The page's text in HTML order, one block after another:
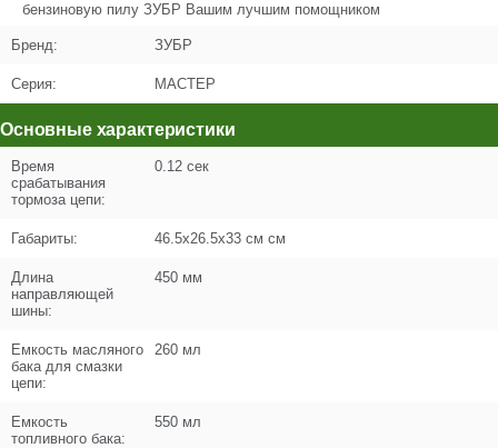
Поз. в схеме
Название
UM04-001-003
Кол-во по схеме
Кол-во в корзину
Цена (Р)
бензиновую пилу ЗУБР Вашим лучшим помощником
Бренд: ЗУБР
Серия: МАСТЕР
Основные характеристики
Время
срабатывания
тормоза цепи:
0.12 сек
Габариты: 46.5x26.5x33 см см
Длина
направляющей
шины:
450 мм
Емкость масляного
бака для смазки
цепи:
260 мл
Емкость
топливного бака:
550 мл